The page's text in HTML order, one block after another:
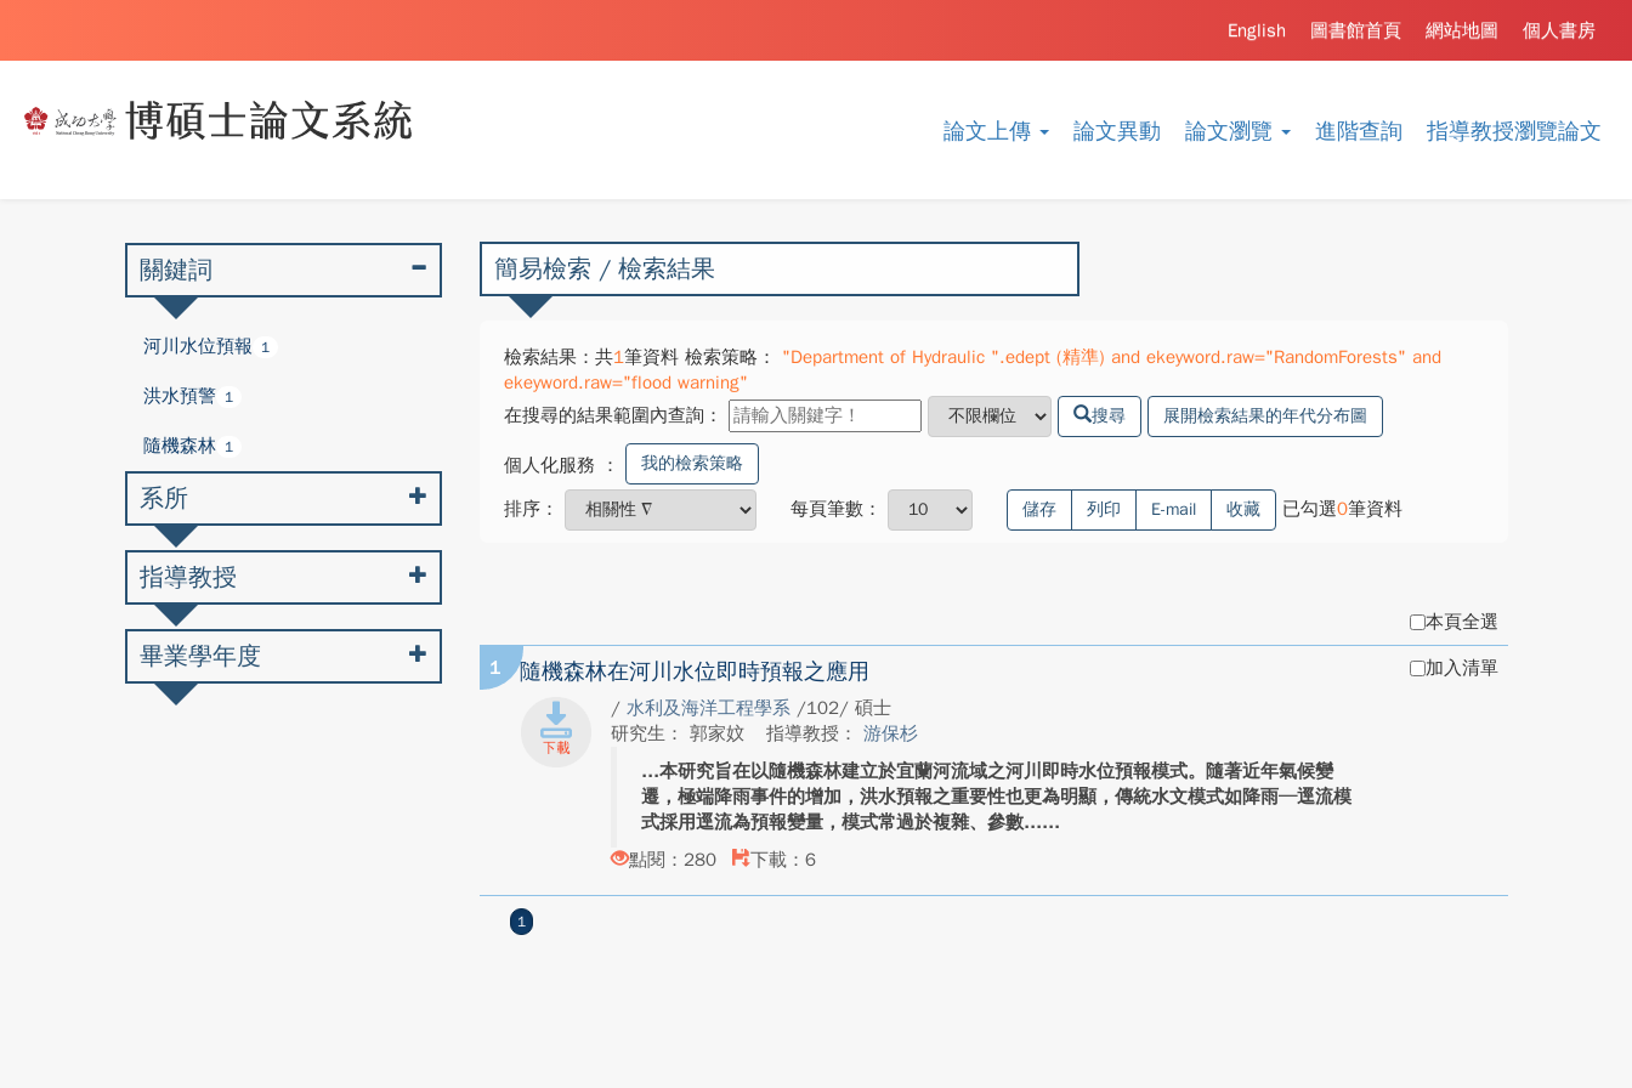
論文上傳 論文異動 論文瀏覽 進階查詢 指導教授瀏覽論文
個人書房
網站地圖
圖書館首頁
English
簡易檢索 / 檢索結果
檢索結果：共1筆資料 檢索策略：
"Department of Hydraulic ".edept (精準) and ekeyword.raw="RandomForests" and
ekeyword.raw="flood warning"
在搜尋的結果範圍內查詢：
搜尋 展開檢索結果的年代分布圖
個人化服務 ： 我的檢索策略
排序： 每頁筆數： 儲存 列印 E-mail 收藏 已勾選0筆資料
本頁全選
1 隨機森林在河川水位即時預報之應用
/ 水利及海洋工程學系 /102/ 碩士
研究生： 郭家妏
指導教授： 游保杉
本研究旨在以隨機森林建立於宜蘭河流域之河川即時水位預報模式。隨著近年氣候變
遷，極端降雨事件的增加，洪水預報之重要性也更為明顯，傳統水文模式如降雨─逕流模
式採用逕流為預報變量，模式常過於複雜、參數...
點閱：280
下載：6
加入清單
1
關鍵詞
河川水位預報 1
洪水預警 1
隨機森林 1
系所
指導教授
畢業學年度